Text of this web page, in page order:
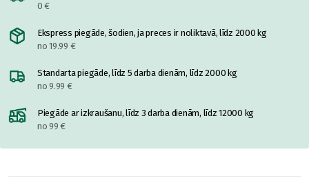
0 €
Ekspress piegāde, šodien, ja preces ir noliktavā, līdz 2000 kg
no 19.99 €
Standarta piegāde, līdz 5 darba dienām, līdz 2000 kg
no 9.99 €
Piegāde ar izkraušanu, līdz 3 darba dienām, līdz 12000 kg
no 99 €